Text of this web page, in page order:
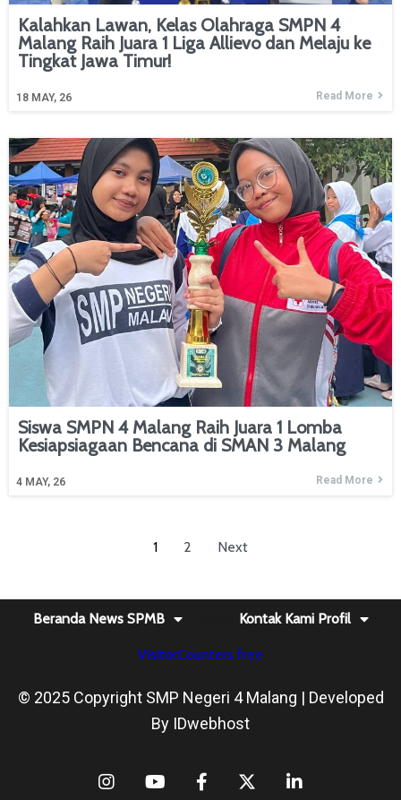
Kalahkan Lawan, Kelas Olahraga SMPN 4
Malang Raih Juara 1 Liga Allievo dan Melaju ke
Tingkat Jawa Timur!
18 MAY, 26 Read More
Siswa SMPN 4 Malang Raih Juara 1 Lomba
Kesiapsiagaan Bencana di SMAN 3 Malang
4 MAY, 26 Read More
1 2 Next
Beranda News SPMB Kontak Kami Profil
VisitorCounters free
© 2025 Copyright SMP Negeri 4 Malang | Developed
By IDwebhost